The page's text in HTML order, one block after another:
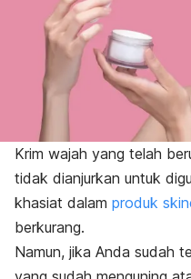
Krim wajah yang telah
tidak dianjurkan untuk
khasiat dalam produk
berkurang.
Namun, jika Anda sudah